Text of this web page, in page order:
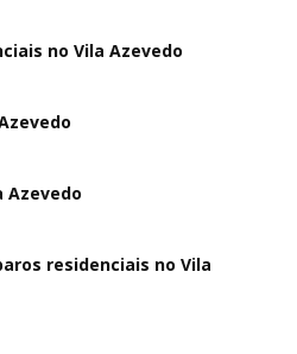
no Vila Azevedo
Azevedo
residenciais no Vila